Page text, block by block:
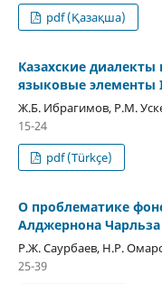
pdf (Қазақша)
Казахские
языковые элементы
Ж.Б. Ибрагимов, Р.М.
15-24
pdf (Türkçe)
О проблематике
Алджернона
Р.Ж. Саурбаев, Н.Р.
25-39